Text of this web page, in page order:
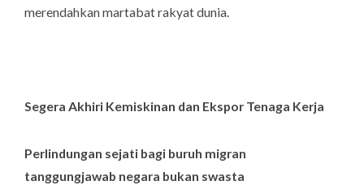
merendahkan martabat rakyat dunia.
Segera Akhiri Kemiskinan dan Ekspor Tenaga Kerja
Perlindungan sejati bagi buruh migran
tanggungjawab negara bukan swasta